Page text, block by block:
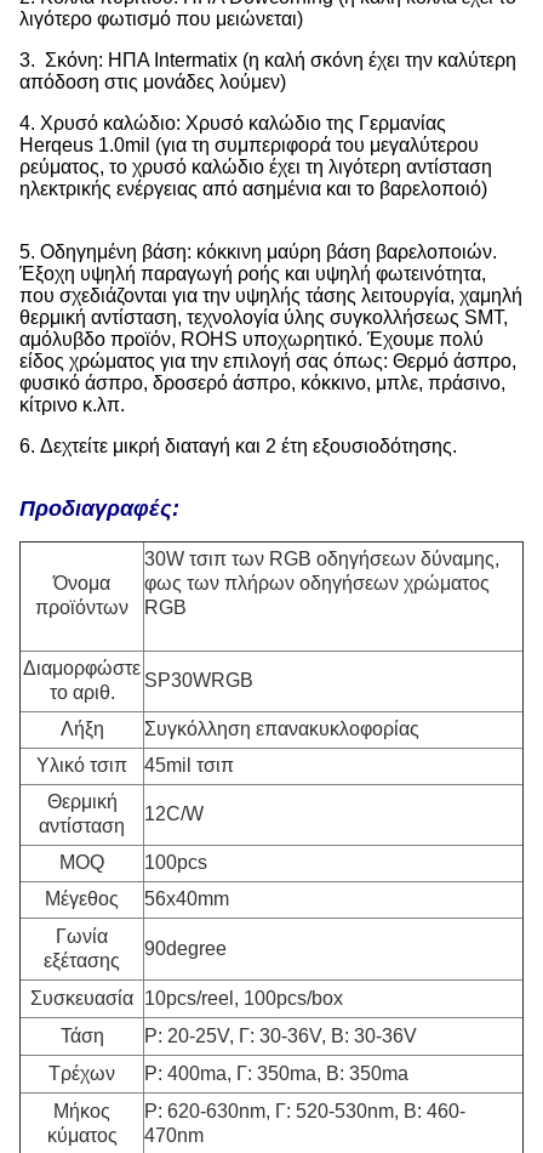
λιγότερο φωτισμό που μειώνεται)
3. Σκόνη: ΗΠΑ Intermatix (η καλή σκόνη έχει την καλύτερη
απόδοση στις μονάδες λούμεν)
4. Χρυσό καλώδιο: Χρυσό καλώδιο της Γερμανίας
Herqeus 1.0mil (για τη συμπεριφορά του μεγαλύτερου
ρεύματος, το χρυσό καλώδιο έχει τη λιγότερη αντίσταση
ηλεκτρικής ενέργειας από ασημένια και το βαρελοποιό)
5. Οδηγημένη βάση: κόκκινη μαύρη βάση βαρελοποιών.
Έξοχη υψηλή παραγωγή ροής και υψηλή φωτεινότητα,
που σχεδιάζονται για την υψηλής τάσης λειτουργία, χαμηλή
θερμική αντίσταση, τεχνολογία ύλης συγκολλήσεως SMT,
αμόλυβδο προϊόν, ROHS υποχωρητικό. Έχουμε πολύ
είδος χρώματος για την επιλογή σας όπως: Θερμό άσπρο,
φυσικό άσπρο, δροσερό άσπρο, κόκκινο, μπλε, πράσινο,
κίτρινο κ.λπ.
6. Δεχτείτε μικρή διαταγή και 2 έτη εξουσιοδότησης.
Προδιαγραφές:
Όνομα
προϊόντων
30W τσιπ των RGB οδηγήσεων δύναμης,
φως των πλήρων οδηγήσεων χρώματος
RGB
Διαμορφώστε
το αριθ.
SP30WRGB
Λήξη
Συγκόλληση επανακυκλοφορίας
Υλικό τσιπ
45mil τσιπ
Θερμική
αντίσταση
12C/W
MOQ
100pcs
Μέγεθος
56x40mm
Γωνία
εξέτασης
90degree
Συσκευασία 10pcs/reel, 100pcs/box
Τάση
Ρ: 20-25V, Γ: 30-36V, Β: 30-36V
Τρέχων
Ρ: 400ma, Γ: 350ma, Β: 350ma
Μήκος
κύματος
Ρ: 620-630nm, Γ: 520-530nm, Β: 460-
470nm